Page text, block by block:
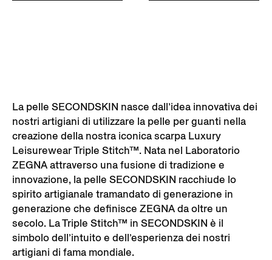
La pelle SECONDSKIN nasce dall’idea innovativa dei
nostri artigiani di utilizzare la pelle per guanti nella
creazione della nostra iconica scarpa Luxury
Leisurewear Triple Stitch™. Nata nel Laboratorio
ZEGNA attraverso una fusione di tradizione e
innovazione, la pelle SECONDSKIN racchiude lo
spirito artigianale tramandato di generazione in
generazione che definisce ZEGNA da oltre un
secolo. La Triple Stitch™ in SECONDSKIN è il
simbolo dell’intuito e dell’esperienza dei nostri
artigiani di fama mondiale.